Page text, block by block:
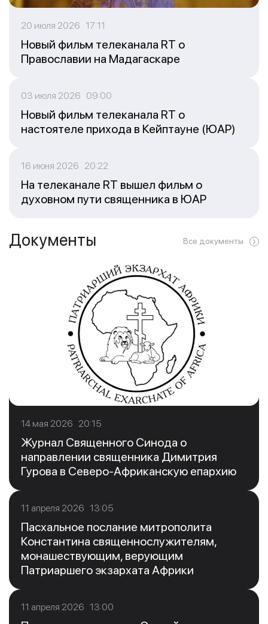
20 июля 2026 17:11
Новый фильм телеканала RT о
Православии на Мадагаскаре
03 июля 2026 09:00
Новый фильм телеканала RT о
настоятеле прихода в Кейптауне (ЮАР)
16 июня 2026 20:22
На телеканале RT вышел фильм о
духовном пути священника в ЮАР
Документы Все документы
14 мая 2026 20:15
Журнал Священного Синода о
направлении священника Димитрия
Гурова в Северо-Африканскую епархию
11 апреля 2026 13:05
Пасхальное послание митрополита
Константина священнослужителям,
монашествующим, верующим
Патриаршего экзархата Африки
11 апреля 2026 13:00